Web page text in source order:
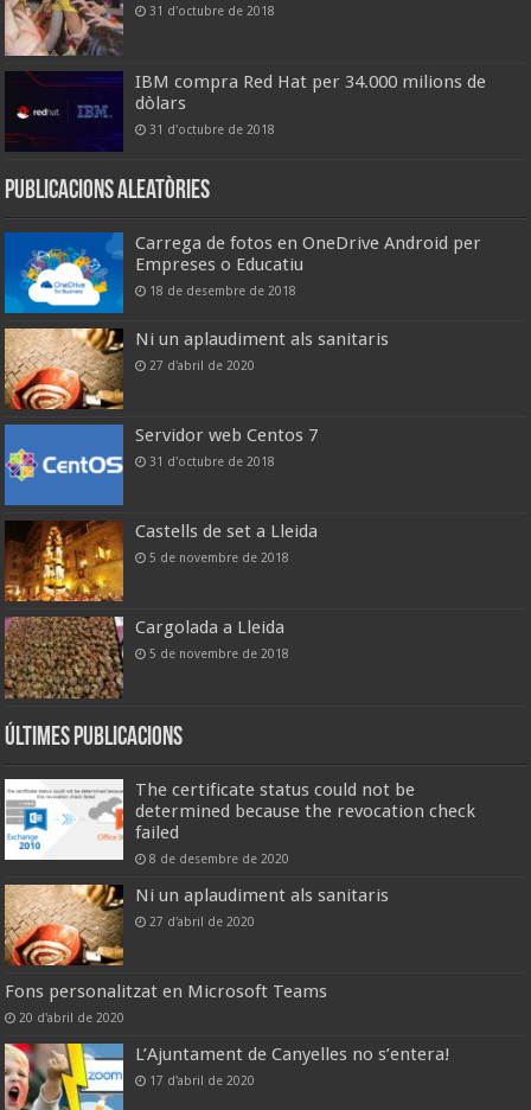
31 d'octubre de 2018
IBM compra Red Hat per 34.000 milions de
dòlars
31 d'octubre de 2018
Publicacions aleatòries
Carrega de fotos en OneDrive Android per
Empreses o Educatiu
18 de desembre de 2018
Ni un aplaudiment als sanitaris
27 d'abril de 2020
Servidor web Centos 7
31 d'octubre de 2018
Castells de set a Lleida
5 de novembre de 2018
Cargolada a Lleida
5 de novembre de 2018
Últimes publicacions
The certificate status could not be
determined because the revocation check
failed
8 de desembre de 2020
Ni un aplaudiment als sanitaris
27 d'abril de 2020
Fons personalitzat en Microsoft Teams
20 d'abril de 2020
L’Ajuntament de Canyelles no s’entera!
17 d'abril de 2020